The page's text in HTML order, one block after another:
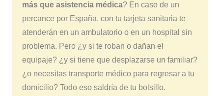
más que asistencia médica? En caso de un
percance por España, con tu tarjeta sanitaria te
atenderán en un ambulatorio o en un hospital sin
problema. Pero ¿y si te roban o dañan el
equipaje? ¿y si tiene que desplazarse un familiar?
¿o necesitas transporte médico para regresar a tu
domicilio? Todo eso saldría de tu bolsillo.